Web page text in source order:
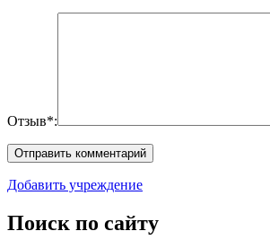
Отзыв*:
Добавить учреждение
Поиск по сайту